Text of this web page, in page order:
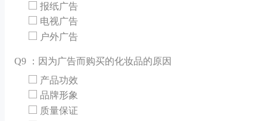
报纸广告
电视广告
户外广告
Q9 ：因为广告而购买的化妆品的原因
产品功效
品牌形象
质量保证